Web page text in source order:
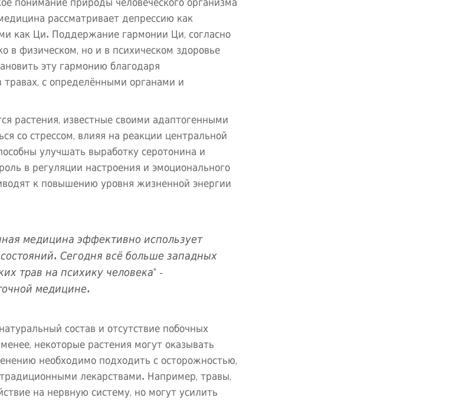
рассматривает депрессию как
как Ци. Поддержание гармонии Ци, согласно
физическом, но и в психическом здоровье
эту гармонию благодаря
с определёнными органами и
растения, известные своими адаптогенными
со стрессом, влияя на реакции центральной
улучшать выработку серотонина и
в регуляции настроения и эмоционального
к повышению уровня жизненной энергии
медицина эффективно использует
Сегодня всё больше западных
трав на психику человека" -
медицине.
состав и отсутствие побочных
некоторые растения могут оказывать
необходимо подходить с осторожностью,
лекарствами. Например, травы,
на нервную систему, но могут усилить